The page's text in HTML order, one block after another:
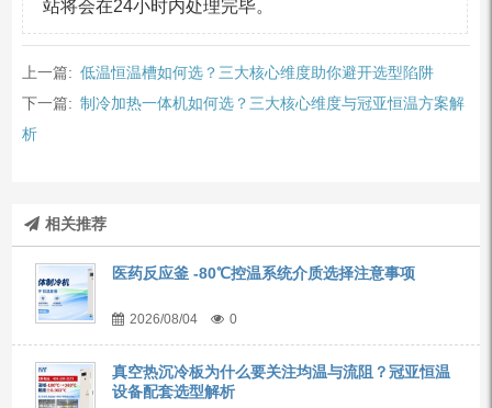
站将会在24小时内处理完毕。
上一篇: 低温恒温槽如何选？三大核心维度助你避开选型陷阱
下一篇: 制冷加热一体机如何选？三大核心维度与冠亚恒温方案解
析
相关推荐
医药反应釜 -80℃控温系统介质选择注意事项
2026/08/04 0
真空热沉冷板为什么要关注均温与流阻？冠亚恒温
设备配套选型解析